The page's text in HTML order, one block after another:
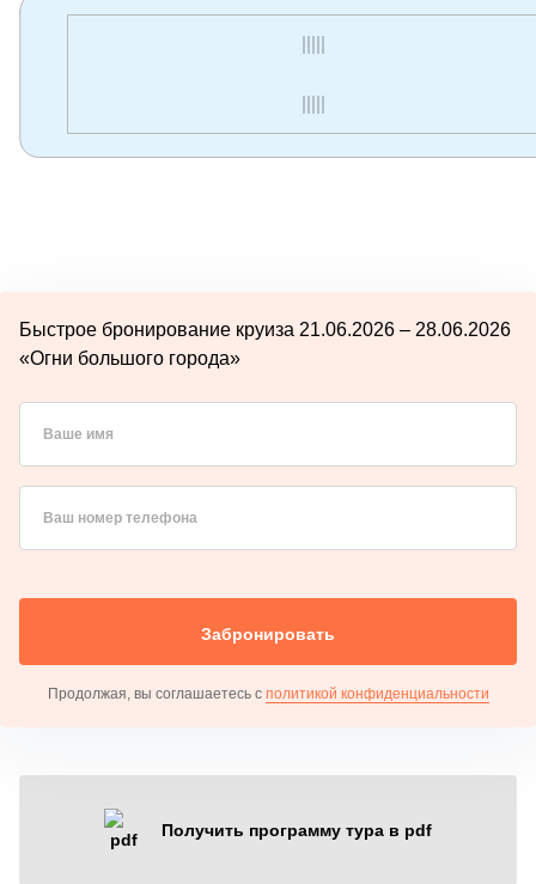
Быстрое бронирование круиза 21.06.2026 – 28.06.2026
«Огни большого города»
Ваше имя
Ваш номер телефона
Забронировать
Продолжая, вы соглашаетесь с политикой конфиденциальности
Получить программу тура в pdf